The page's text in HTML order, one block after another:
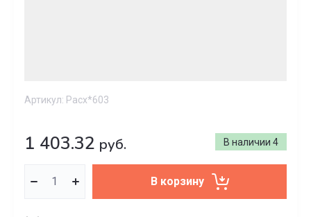
Артикул: Расх*603
В наличии 4
1 403.32 руб.
В корзину